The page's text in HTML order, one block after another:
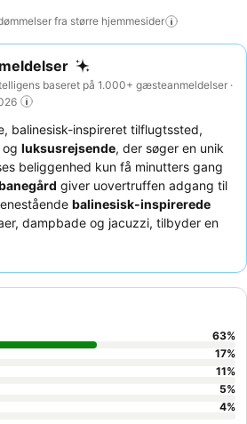
fra større hjemmesider
baseret på 1.000+ gæsteanmeldelser ·
balinesisk-inspireret tilflugtssted,
og luksusrejsende, der søger en unik
beliggenhed kun få minutters gang
giver uovertruffen adgang til
balinesisk-inspirerede
dampbade og jacuzzi, tilbyder en
personale
med udsigt til den charmerende
ophold. 63%
17%
11%
5%
4%